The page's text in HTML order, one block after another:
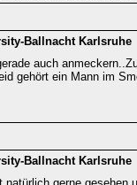
Ballnacht Karlsruhe
auch
gehört ein Mann im
Ballnacht Karlsruhe